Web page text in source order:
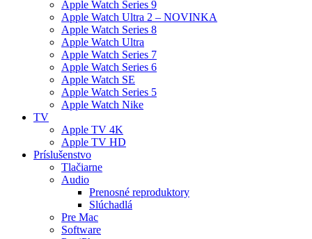
Apple Watch Series 9
Apple Watch Ultra 2 – NOVINKA
Apple Watch Series 8
Apple Watch Ultra
Apple Watch Series 7
Apple Watch Series 6
Apple Watch SE
Apple Watch Series 5
Apple Watch Nike
TV
Apple TV 4K
Apple TV HD
Príslušenstvo
Tlačiarne
Audio
Prenosné reproduktory
Slúchadlá
Pre Mac
Software